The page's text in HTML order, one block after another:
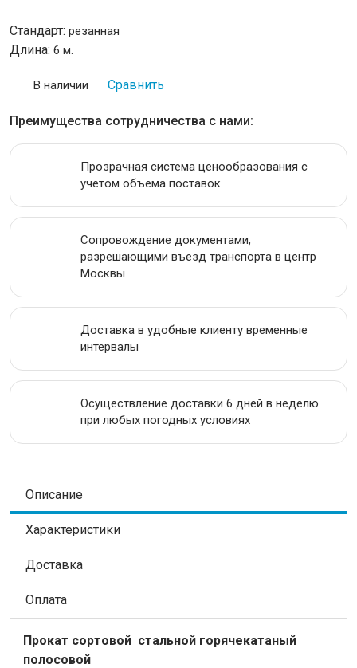
ПРОВОЛОКА
АКЦИИ
Стандарт: резанная
Длина: 6 м.
В наличии Сравнить
Преимущества сотрудничества с нами:
Прозрачная система ценообразования с
учетом объема поставок
Сопровождение документами,
разрешающими въезд транспорта в центр
Москвы
Доставка в удобные клиенту временные
интервалы
Осуществление доставки 6 дней в неделю
при любых погодных условиях
Описание
Характеристики
Доставка
Оплата
Прокат сортовой стальной горячекатаный
полосовой